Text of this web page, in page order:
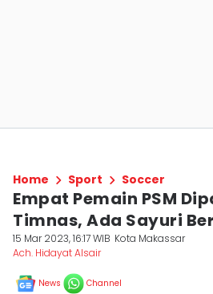
Home Sport Soccer
Empat Pemain PSM
Timnas, Ada Sayuri
15 Mar 2023, 16:17 WIB Kota Makassar
Ach. Hidayat Alsair
News Channel